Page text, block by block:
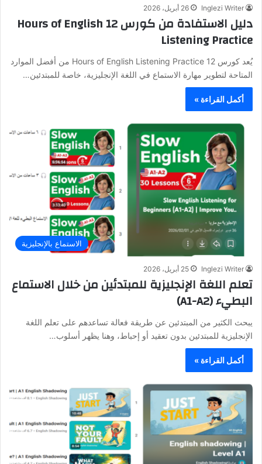
Inglezi Writer 26 أبريل، 2026
دليل الاستفادة من كورس 12 Hours of English
Listening Practice
يُعد كورس 12 Hours of English Listening Practice من أفضل الموارد
المتاحة لتطوير مهارة الاستماع في اللغة الإنجليزية، خاصة للمبتدئين…
أكمل القراءة »
الاستماع بالإنجليزية
Inglezi Writer 25 أبريل، 2026
تعلم اللغة الإنجليزية للمبتدئين من خلال الاستماع
البطيء (A1-A2)
يبحث الكثير من المبتدئين عن طريقة فعالة تساعدهم على تعلم اللغة
الإنجليزية للمبتدئين بدون تعقيد أو إحباط، وهنا يظهر أسلوب…
أكمل القراءة »